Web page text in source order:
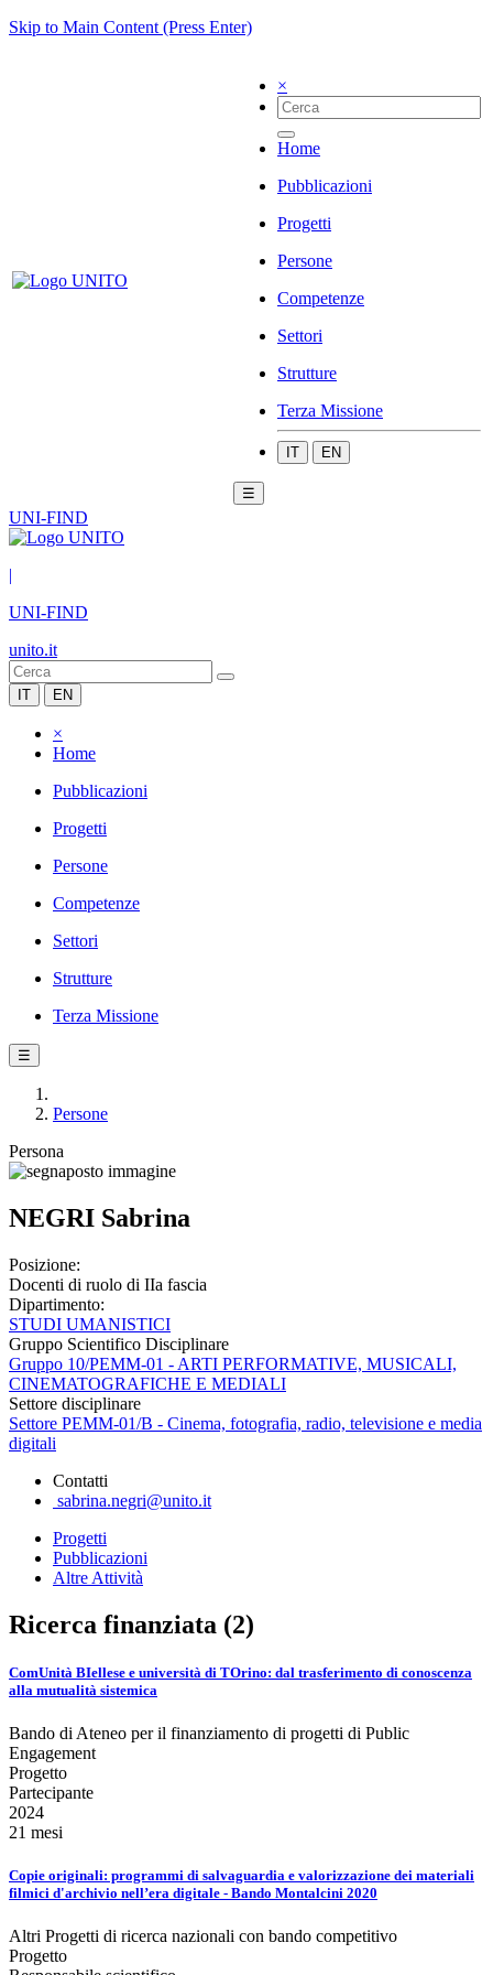
Skip to Main Content (Press Enter)
×
Home
Pubblicazioni
Progetti
Persone
Competenze
Settori
Strutture
Terza Missione
IT EN
☰
UNI-FIND
|
UNI-FIND
unito.it
IT EN
×
Home
Pubblicazioni
Progetti
Persone
Competenze
Settori
Strutture
Terza Missione
☰
Persone
Persona
NEGRI Sabrina
Posizione:
Docenti di ruolo di IIa fascia
Dipartimento:
STUDI UMANISTICI
Gruppo Scientifico Disciplinare
Gruppo 10/PEMM-01 - ARTI PERFORMATIVE, MUSICALI,
CINEMATOGRAFICHE E MEDIALI
Settore disciplinare
Settore PEMM-01/B - Cinema, fotografia, radio, televisione e media
digitali
Contatti
sabrina.negri@unito.it
Progetti
Pubblicazioni
Altre Attività
Ricerca finanziata (2)
ComUnità BIellese e università di TOrino: dal trasferimento di conoscenza
alla mutualità sistemica
Bando di Ateneo per il finanziamento di progetti di Public
Engagement
Progetto
Partecipante
2024
21 mesi
Copie originali: programmi di salvaguardia e valorizzazione dei materiali
filmici d'archivio nell’era digitale - Bando Montalcini 2020
Altri Progetti di ricerca nazionali con bando competitivo
Progetto